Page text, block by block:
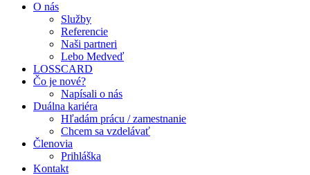
O nás
Služby
Referencie
Naši partneri
Lebo Medveď
LOSSCARD
Čo je nové?
Napísali o nás
Duálna kariéra
Hľadám prácu / zamestnanie
Chcem sa vzdelávať
Členovia
Prihláška
Kontakt